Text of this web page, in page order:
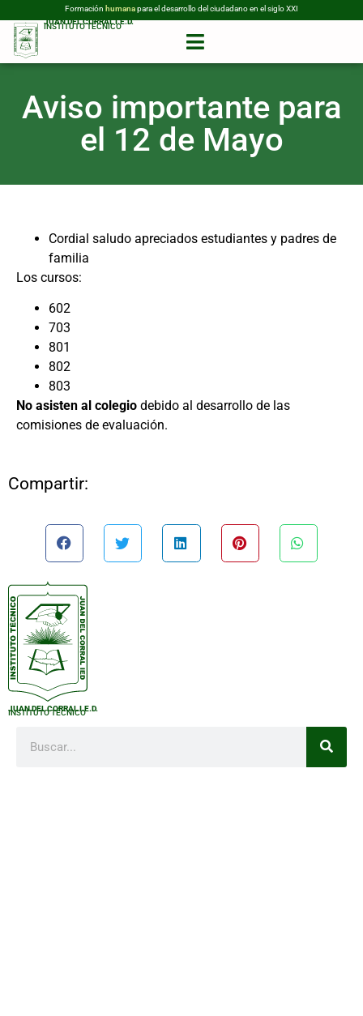
Formación humanapara el desarrollo del ciudadano en el siglo XXI
INSTITUTO TÉCNICO
JUAN DEL CORRAL I.E.D.
Aviso importante para
el 12 de Mayo
Cordial saludo apreciados estudiantes y padres de
familia
Los cursos:
602
703
801
802
803
No asisten al colegio debido al desarrollo de las
comisiones de evaluación.
Compartir:
INSTITUTO TÉCNICO
JUAN DEL CORRAL I.E.D.